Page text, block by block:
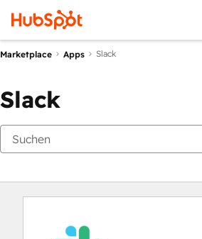
Marketplace Apps Slack
Slack